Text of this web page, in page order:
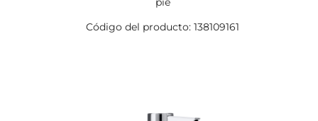
Código del producto: 138109161